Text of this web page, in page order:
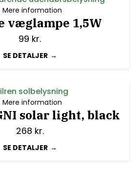
væglampe 1,5W
99 kr.
SE DETALJER
Mere information
solbelysning
solar light, black
268 kr.
SE DETALJER
Mere information